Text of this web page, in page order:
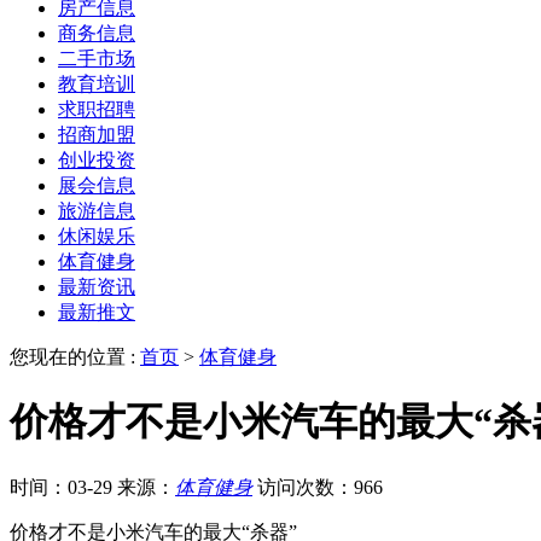
房产信息
商务信息
二手市场
教育培训
求职招聘
招商加盟
创业投资
展会信息
旅游信息
休闲娱乐
体育健身
最新资讯
最新推文
您现在的位置 : 首页 > 体育健身
价格才不是小米汽车的最大“杀
时间：03-29 来源： 体育健身 访问次数：966
价格才不是小米汽车的最大“杀器”